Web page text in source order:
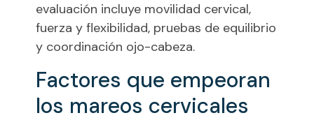
evaluación incluye movilidad cervical,
fuerza y flexibilidad, pruebas de equilibrio
y coordinación ojo-cabeza.
Factores que empeoran
los mareos cervicales